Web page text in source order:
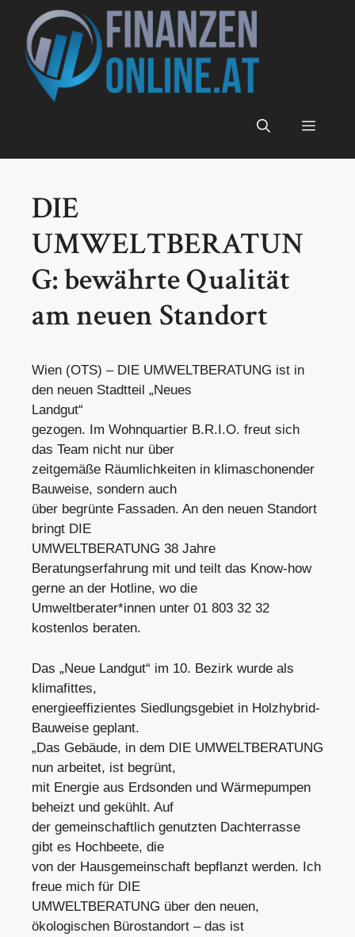
Inhalt
springen
Menü
DIE
UMWELTBERATUN
G: bewährte Qualität
am neuen Standort
Wien (OTS) – DIE UMWELTBERATUNG ist in
den neuen Stadtteil „Neues
Landgut“
gezogen. Im Wohnquartier B.R.I.O. freut sich
das Team nicht nur über
zeitgemäße Räumlichkeiten in klimaschonender
Bauweise, sondern auch
über begrünte Fassaden. An den neuen Standort
bringt DIE
UMWELTBERATUNG 38 Jahre
Beratungserfahrung mit und teilt das Know-how
gerne an der Hotline, wo die
Umweltberater*innen unter 01 803 32 32
kostenlos beraten.
Das „Neue Landgut“ im 10. Bezirk wurde als
klimafittes,
energieeffizientes Siedlungsgebiet in Holzhybrid-
Bauweise geplant.
„Das Gebäude, in dem DIE UMWELTBERATUNG
nun arbeitet, ist begrünt,
mit Energie aus Erdsonden und Wärmepumpen
beheizt und gekühlt. Auf
der gemeinschaftlich genutzten Dachterrasse
gibt es Hochbeete, die
von der Hausgemeinschaft bepflanzt werden. Ich
freue mich für DIE
UMWELTBERATUNG über den neuen,
ökologischen Bürostandort – das ist